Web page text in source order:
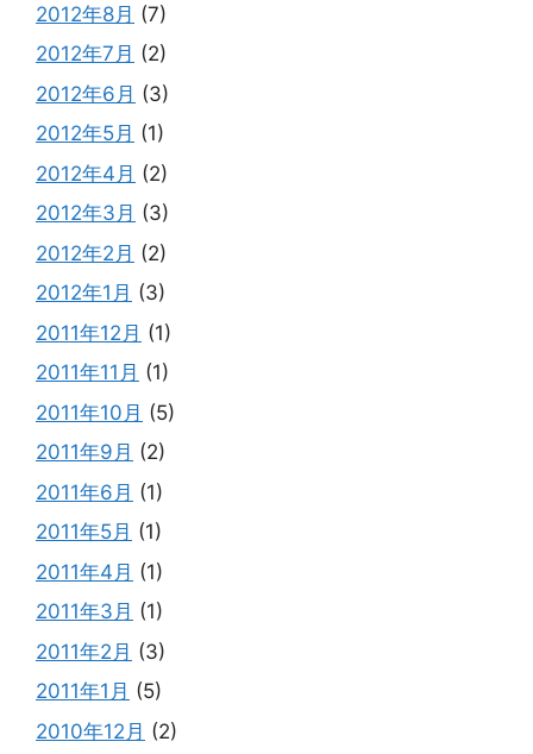
2012年8月 (7)
2012年7月 (2)
2012年6月 (3)
2012年5月 (1)
2012年4月 (2)
2012年3月 (3)
2012年2月 (2)
2012年1月 (3)
2011年12月 (1)
2011年11月 (1)
2011年10月 (5)
2011年9月 (2)
2011年6月 (1)
2011年5月 (1)
2011年4月 (1)
2011年3月 (1)
2011年2月 (3)
2011年1月 (5)
2010年12月 (2)